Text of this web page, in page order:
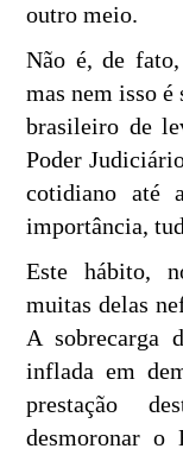
outro meio.
Não é, de
mas nem isso
brasileiro de
Poder
cotidiano até
importância,
Este hábito,
muitas delas
A sobrecarga
inflada em
prestação
desmoronar o